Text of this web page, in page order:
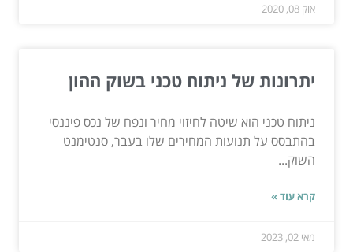
אוק 08, 2020
יתרונות של ניתוח טכני בשוק ההון
ניתוח טכני הוא שיטה לחיזוי מחיר ונפח של נכס פיננסי
בהתבסס על תנועות המחירים שלו בעבר, סנטימנט
השוק...
קרא עוד »
מאי 02, 2023